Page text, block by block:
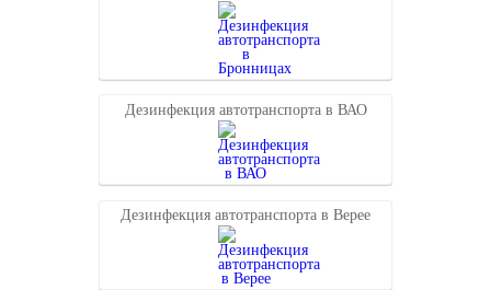
Дезинфекция автотранспорта в ВАО
Дезинфекция автотранспорта в Верее